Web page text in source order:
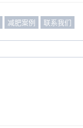
减肥案例 联系我们